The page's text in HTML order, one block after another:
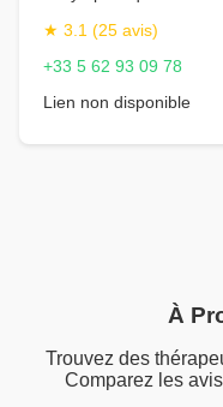
★ 3.1 (25 avis)
+33 5 62 93 09 78
Lien non disponible
À
Trouvez des
Comparez les